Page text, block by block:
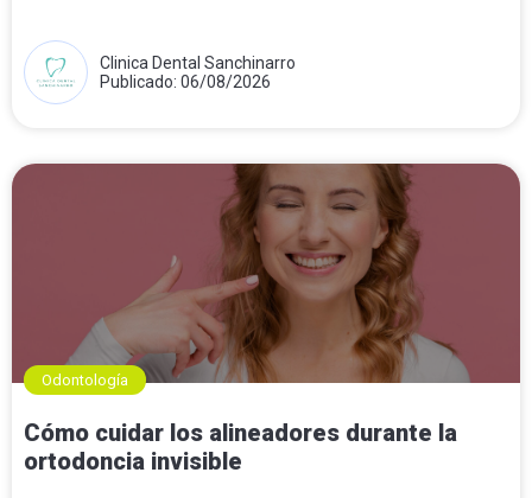
Clinica Dental Sanchinarro
Publicado: 06/08/2026
Odontología
Cómo cuidar los alineadores durante la
ortodoncia invisible